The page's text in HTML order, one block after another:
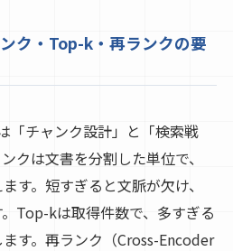
ク・Top-k・再ランクの要
「チャンク設計」と「検索戦
クは文書を分割した単位で、
す。短すぎると文脈が欠け、
Top-kは取得件数で、多すぎる
す。再ランク（Cross-Encoder